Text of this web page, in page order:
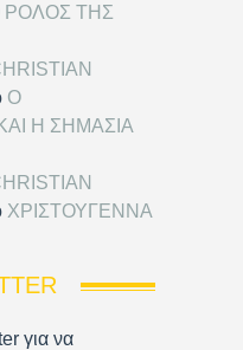
ΤΗΣ
Ο
Η ΣΗΜΑΣΙΑ
ΧΡΙΣΤΟΥΓΕΝΝΑ
για να